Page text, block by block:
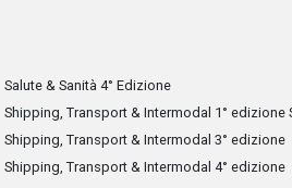
Salute & Sanità 4° Edizione
Shipping, Transport & Intermodal 1° edizione
Shipping, Transport & Intermodal 3° edizione
Shipping, Transport & Intermodal 4° edizione